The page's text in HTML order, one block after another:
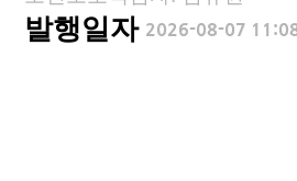
발행일자